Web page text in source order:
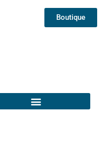
Boutique